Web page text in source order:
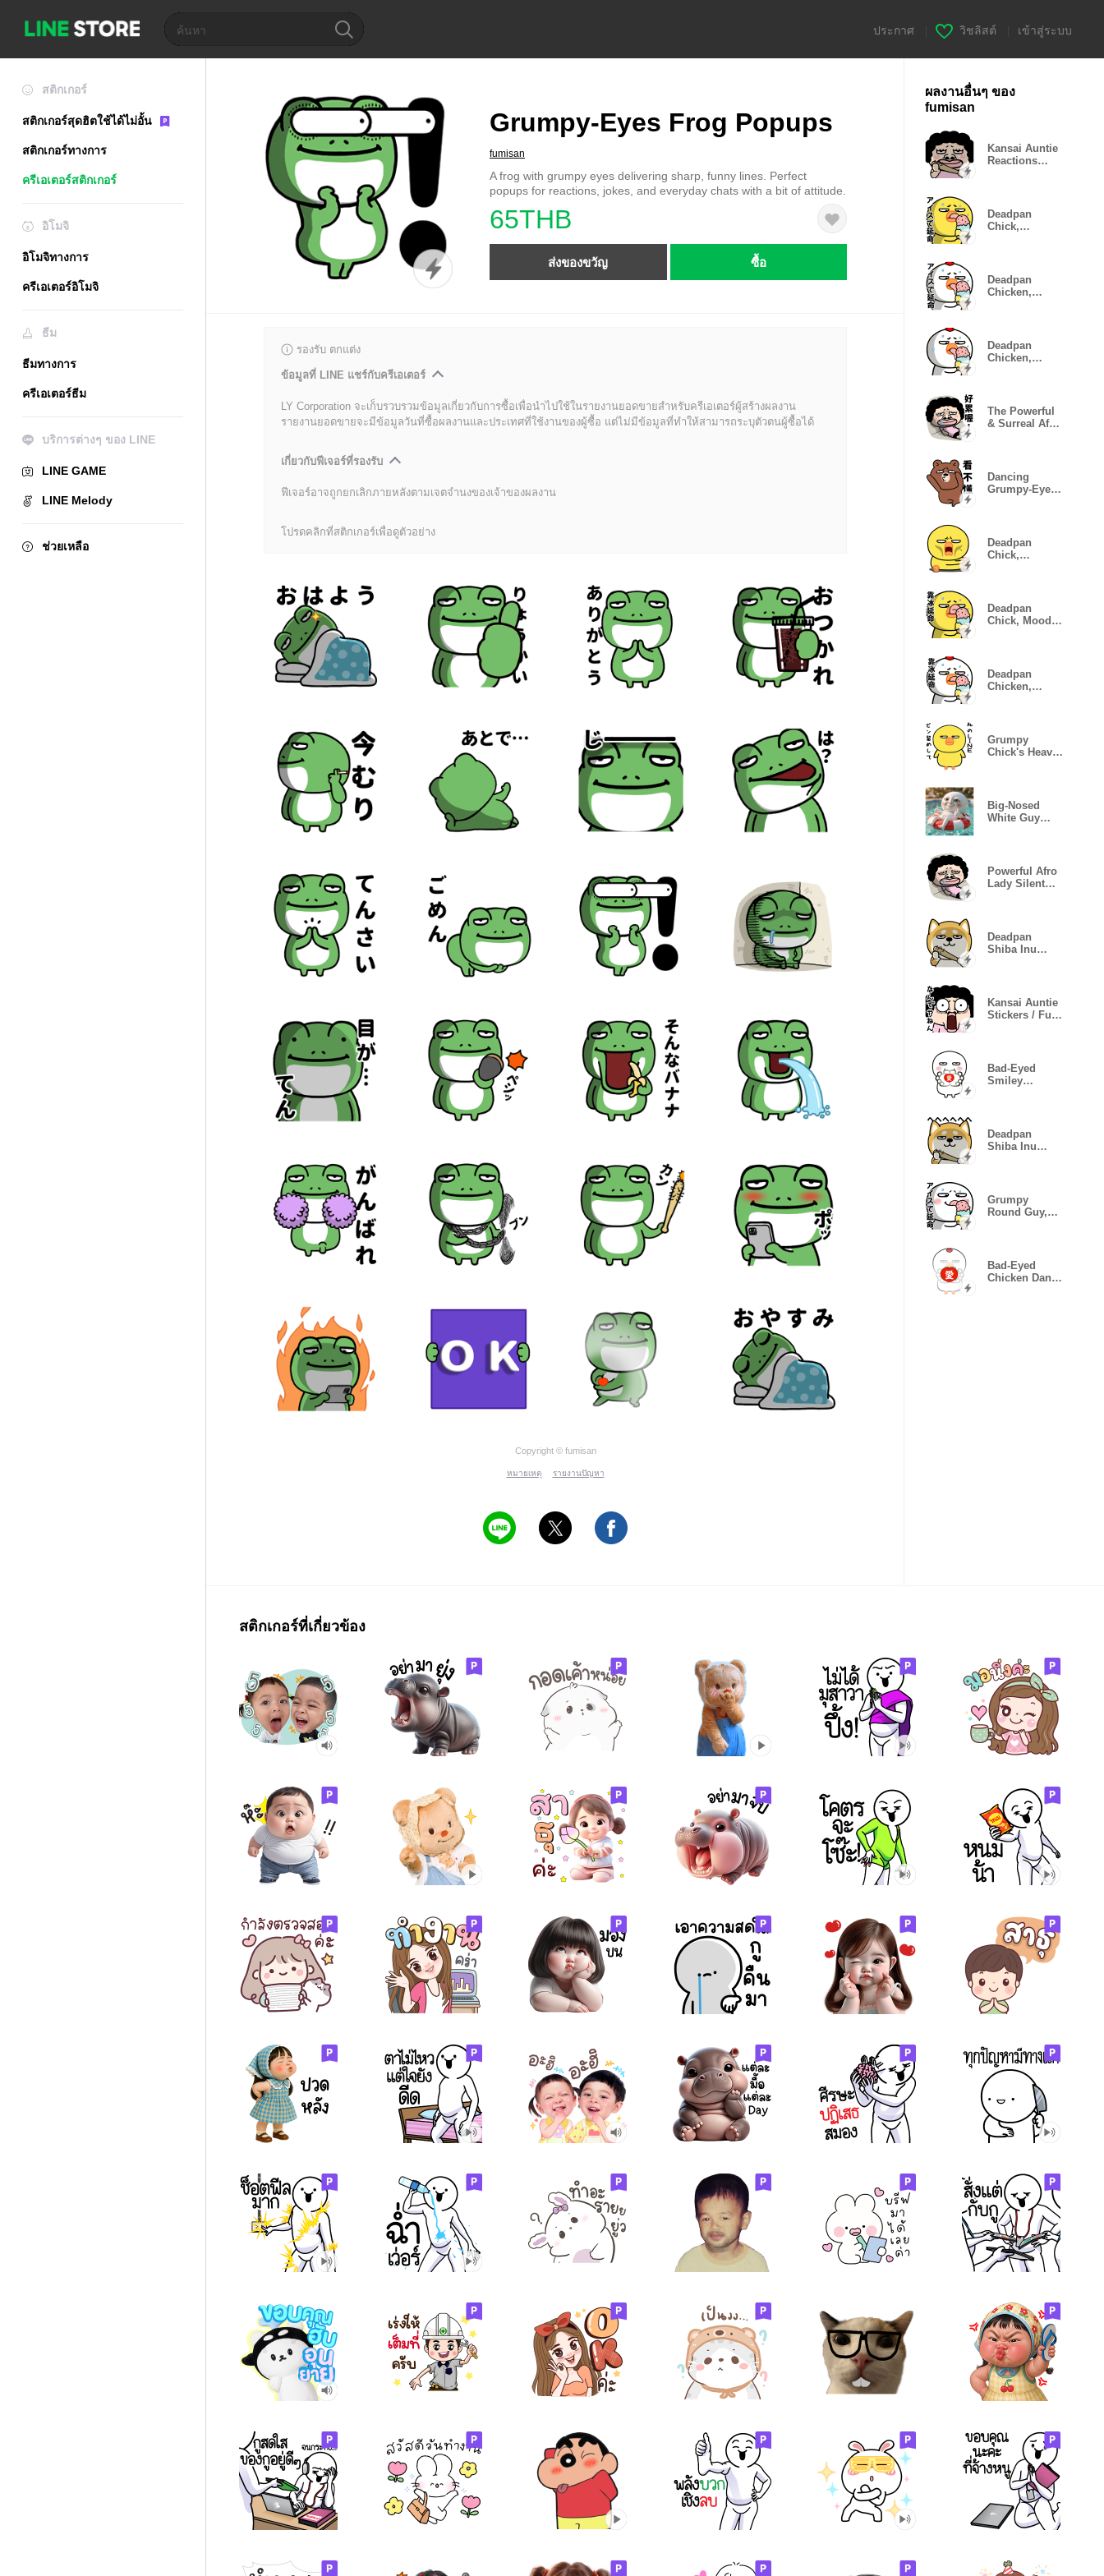
ประกาศ วิชลิสต์ เข้าสู่ระบบ
สติกเกอร์
สติกเกอร์สุดฮิตใช้ได้ไม่อั้น
สติกเกอร์ทางการ
ครีเอเตอร์สติกเกอร์
อิโมจิ
อิโมจิทางการ
ครีเอเตอร์อิโมจิ
ธีม
ธีมทางการ
ครีเอเตอร์ธีม
บริการต่างๆ ของ LINE
LINE GAME
LINE Melody
ช่วยเหลือ
Grumpy-Eyes Frog Popups
fumisan
A frog with grumpy eyes delivering sharp, funny lines. Perfect
popups for reactions, jokes, and everyday chats with a bit of attitude.
65THB
ส่งของขวัญ ซื้อ
รองรับ ตกแต่ง
ข้อมูลที่ LINE แชร์กับครีเอเตอร์
LY Corporation จะเก็บรวบรวมข้อมูลเกี่ยวกับการซื้อเพื่อนำไปใช้ในรายงานยอดขายสำหรับครีเอเตอร์ผู้สร้างผลงาน
รายงานยอดขายจะมีข้อมูลวันที่ซื้อผลงานและประเทศที่ใช้งานของผู้ซื้อ แต่ไม่มีข้อมูลที่ทำให้สามารถระบุตัวตนผู้ซื้อได้
เกี่ยวกับฟีเจอร์ที่รองรับ
ฟีเจอร์อาจถูกยกเลิกภายหลังตามเจตจำนงของเจ้าของผลงาน
โปรดคลิกที่สติกเกอร์เพื่อดูตัวอย่าง
Copyright © fumisan
หมายเหตุ รายงานปัญหา
ผลงานอื่นๆ ของ
fumisan
Kansai Auntie
Reactions
Deadpan
Chick,
Deadpan
Chicken,
Deadpan
Chicken,
The Powerful
& Surreal Afro
Dancing
Grumpy-Eyed
Deadpan
Chick,
Deadpan
Chick, Mood
Deadpan
Chicken,
Grumpy
Chick's Heavy
Big-Nosed
White Guy
Powerful Afro
Lady Silent
Deadpan
Shiba Inu
Kansai Auntie
Stickers / Fun
Bad-Eyed
Smiley
Deadpan
Shiba Inu
Grumpy
Round Guy,
Bad-Eyed
Chicken Dance
สติกเกอร์ที่เกี่ยวข้อง